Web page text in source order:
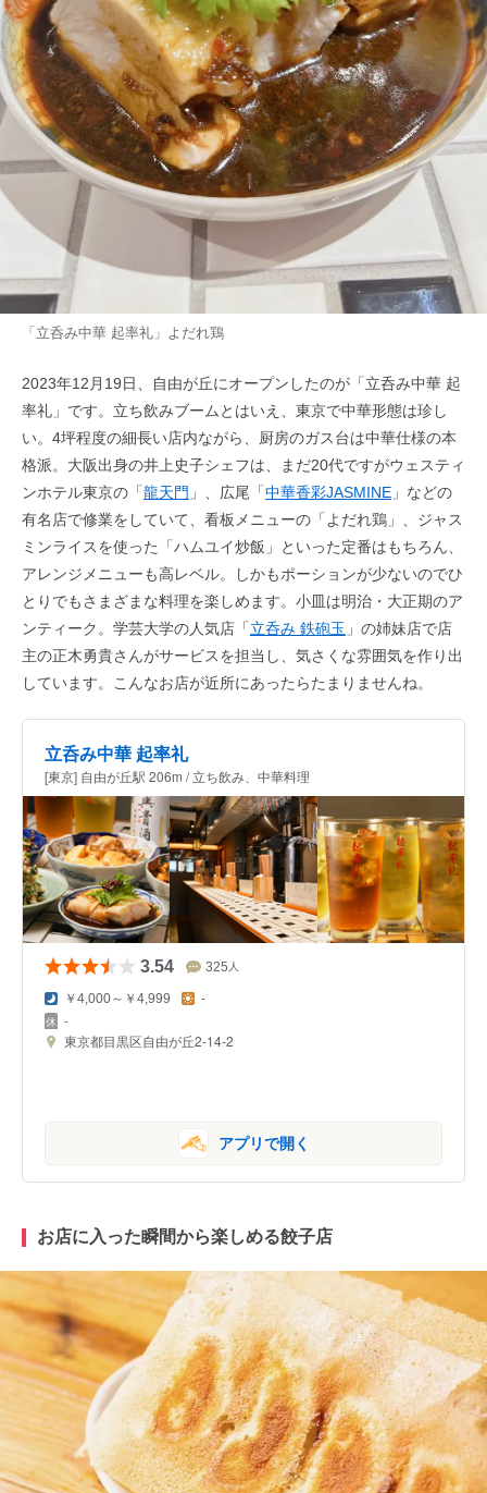
「立呑み中華 起率礼」よだれ鶏
2023年12月19日、自由が丘にオープンしたのが「立呑み中華 起
率礼」です。立ち飲みブームとはいえ、東京で中華形態は珍し
い。4坪程度の細長い店内ながら、厨房のガス台は中華仕様の本
格派。大阪出身の井上史子シェフは、まだ20代ですがウェスティ
ンホテル東京の「龍天門 」、広尾「中華香彩JASMINE 」などの
有名店で修業をしていて、看板メニューの「よだれ鶏」、ジャス
ミンライスを使った「ハムユイ炒飯」といった定番はもちろん、
アレンジメニューも高レベル。しかもポーションが少ないのでひ
とりでもさまざまな料理を楽しめます。小皿は明治・大正期のア
ンティーク。学芸大学の人気店「立呑み 鉄砲玉 」の姉妹店で店
主の正木勇貴さんがサービスを担当し、気さくな雰囲気を作り出
しています。こんなお店が近所にあったらたまりませんね。
立呑み中華 起率礼
[東京] 自由が丘駅 206m / 立ち飲み、中華料理
3.54 325 人
￥4,000～￥4,999 -
-
東京都目黒区自由が丘2-14-2
アプリで開く
お店に入った瞬間から楽しめる餃子店